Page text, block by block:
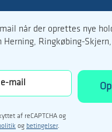
når der oprettes nye
Herning, Ringkøbing-
af reCAPTCHA og
og betingelser.